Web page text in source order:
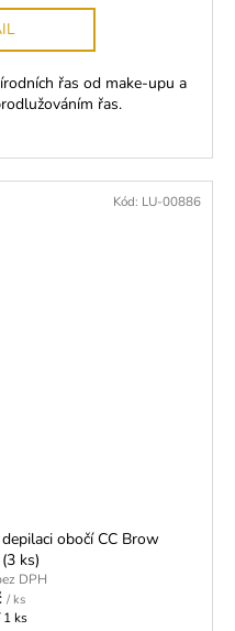
řas od make-upu a
řas.
obočí CC Brow
(3 ks)
DPH
/ ks
1 ks
Kód: LU-00886